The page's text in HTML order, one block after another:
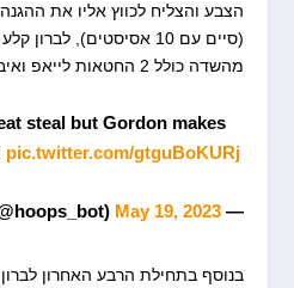
הצבע והצליח לכווץ אליו את
מהשדה כולל 2 החטאות לייאפ ואיבוד בזמן עליה להטבעה.
steal but Gordon makes
pic.twitter.com/gtguBoKURj
— hoops bot (@hoops_bot)
May 19, 2023
בנוסף בתחילת הרבע האחרון